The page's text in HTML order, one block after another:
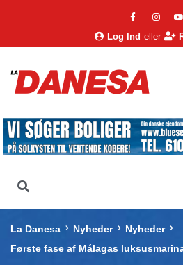
Log Ind eller
La Danesa Nyheder
Nyheder
Første fase af Málagas